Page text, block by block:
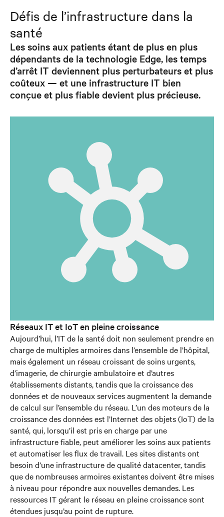
Défis de l’infrastructure dans la
santé
Les soins aux patients étant de plus en plus
dépendants de la technologie Edge, les temps
d’arrêt IT deviennent plus perturbateurs et plus
coûteux — et une infrastructure IT bien
conçue et plus fiable devient plus précieuse.
Réseaux IT et IoT en pleine croissance
Aujourd’hui, l’IT de la santé doit non seulement prendre en
charge de multiples armoires dans l’ensemble de l’hôpital,
mais également un réseau croissant de soins urgents,
d’imagerie, de chirurgie ambulatoire et d’autres
établissements distants, tandis que la croissance des
données et de nouveaux services augmentent la demande
de calcul sur l’ensemble du réseau. L’un des moteurs de la
croissance des données est l’Internet des objets (IoT) de la
santé, qui, lorsqu’il est pris en charge par une
infrastructure fiable, peut améliorer les soins aux patients
et automatiser les flux de travail. Les sites distants ont
besoin d’une infrastructure de qualité datacenter, tandis
que de nombreuses armoires existantes doivent être mises
à niveau pour répondre aux nouvelles demandes. Les
ressources IT gérant le réseau en pleine croissance sont
étendues jusqu’au point de rupture.